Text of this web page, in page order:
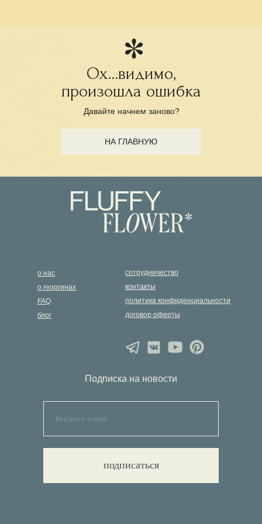
Давайте начнем заново?
Ох...видимо,
произошла ошибка
НА ГЛАВНУЮ
подписаться
Подписка на новости
о нас
о георгинах
FAQ
блог
сотрудничество
контакты
политика конфиденциальности
договор оферты